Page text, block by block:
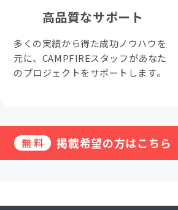
高品質なサポート
多くの実績から得た成功ノウハウを
元に、CAMPFIREスタッフがあなた
のプロジェクトをサポートします。
無料 掲載希望の方はこちら